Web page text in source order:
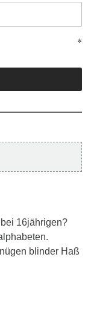
bei 16jährigen?
blinder Haß